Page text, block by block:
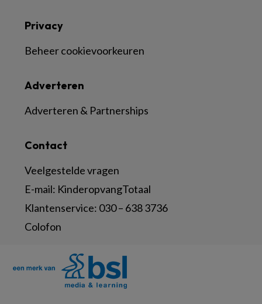
Contact
Veelgestelde vragen
E-mail: KinderopvangTotaal
Klantenservice: 030 – 638 3736
Colofon
Adverteren
Adverteren & Partnerships
Privacy
Beheer cookievoorkeuren